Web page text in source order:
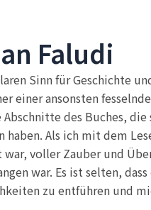
Faludi
Sinn für Geschichte
ansonsten
des Buches,
haben. Als ich mit dem
voller Zauber und
war. Es ist selten,
zu entführen und